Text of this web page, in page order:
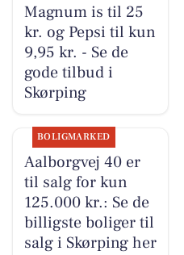
Magnum is til 25
kr. og Pepsi til kun
9,95 kr. - Se de
gode tilbud i
Skørping
BOLIGMARKED
Aalborgvej 40 er
til salg for kun
125.000 kr.: Se de
billigste boliger til
salg i Skørping her